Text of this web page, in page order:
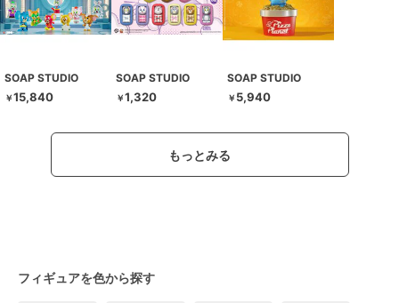
SOAP STUDIO
￥15,840
SOAP STUDIO
￥1,320
SOAP STUDIO
￥ 5,940
もっとみる
フィギュアを色から探す